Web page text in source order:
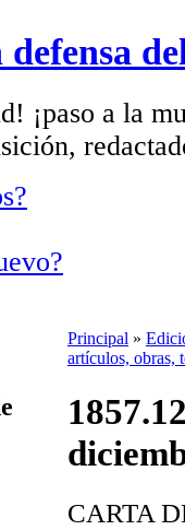
¡paso a la
Principal »
artículos, obras,
CARTA